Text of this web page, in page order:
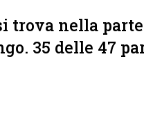
trova nella
35 delle 47